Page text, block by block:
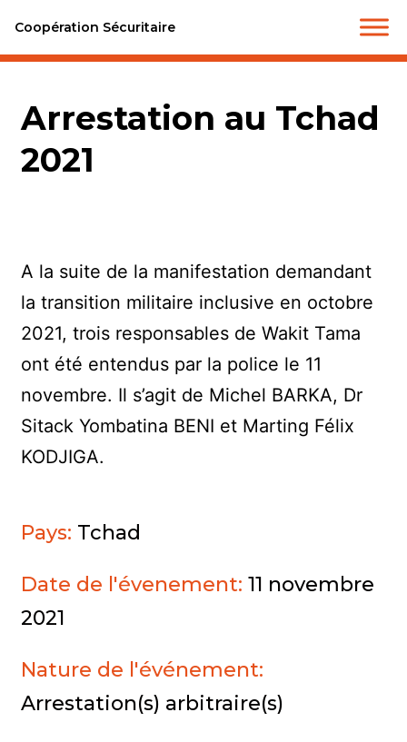
Coopération Sécuritaire
Arrestation au Tchad
2021
A la suite de la manifestation demandant
la transition militaire inclusive en octobre
2021, trois responsables de Wakit Tama
ont été entendus par la police le 11
novembre. Il s’agit de Michel BARKA, Dr
Sitack Yombatina BENI et Marting Félix
KODJIGA.
Pays: Tchad
Date de l'évenement:11 novembre
2021
Nature de l'événement:
Arrestation(s) arbitraire(s)